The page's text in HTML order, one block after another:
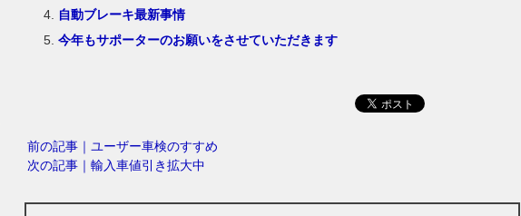
自動ブレーキ最新事情
今年もサポーターのお願いをさせていただきます
前の記事｜ユーザー車検のすすめ
次の記事｜輸入車値引き拡大中